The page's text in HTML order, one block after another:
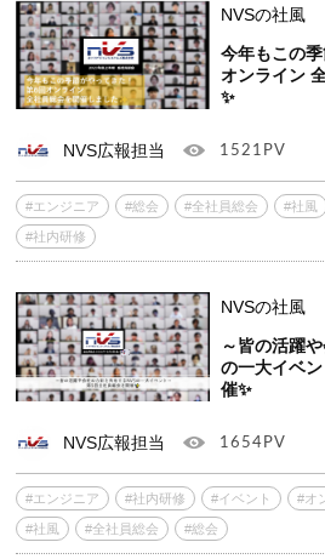
NVSの社風
今年もこの
オンライン
✨
NVS広報担当 1521PV
#エンジニア #総会 #全社員総会 #社風
#社内研修
NVSの社風
～皆の活躍
の一大イベ
催✨
NVS広報担当 1654PV
#エンジニア #社内研修 #イベント #オ
#社風 #全社員総会 #総会